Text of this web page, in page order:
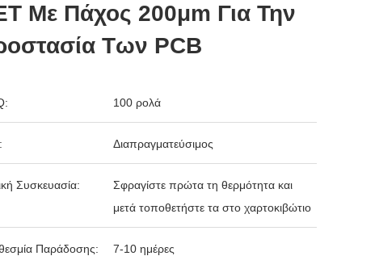
Με Πάχος 200μm Για Την
Των PCB
100 ρολά
Διαπραγματεύσιμος
Συσκευασία:
Σφραγίστε πρώτα τη θερμότητα και
μετά τοποθετήστε τα στο χαρτοκιβώτιο
Παράδοσης: 7-10 ημέρες